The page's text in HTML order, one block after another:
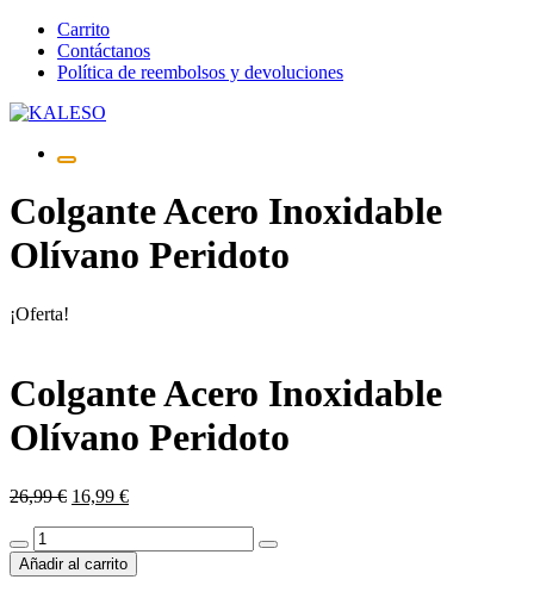
Saltar
contenido
Carrito
Contáctanos
Política de reembolsos y devoluciones
Colgante Acero Inoxidable
Olívano Peridoto
¡Oferta!
Colgante Acero Inoxidable
Olívano Peridoto
26,99€ El
era:
26,99 €.
16,99 €El
es:
16,99 €.
Colgante
Acero
Inoxidable
Añadir al carrito